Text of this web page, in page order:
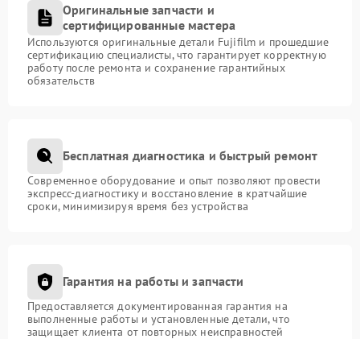
Оригинальные запчасти и
сертифицированные мастера
Используются оригинальные детали Fujifilm и прошедшие
сертификацию специалисты, что гарантирует корректную
работу после ремонта и сохранение гарантийных
обязательств
Бесплатная диагностика и быстрый ремонт
Современное оборудование и опыт позволяют провести
экспресс-диагностику и восстановление в кратчайшие
сроки, минимизируя время без устройства
Гарантия на работы и запчасти
Предоставляется документированная гарантия на
выполненные работы и установленные детали, что
защищает клиента от повторных неисправностей